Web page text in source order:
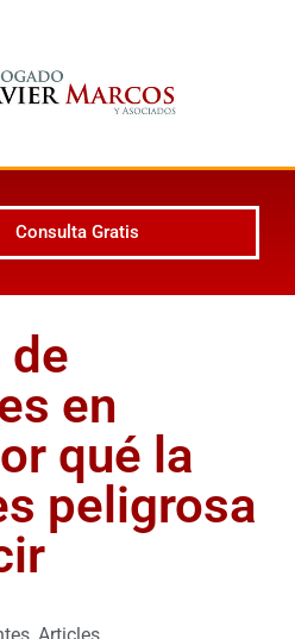
Consulta Gratis
de
en
qué la
peligrosa